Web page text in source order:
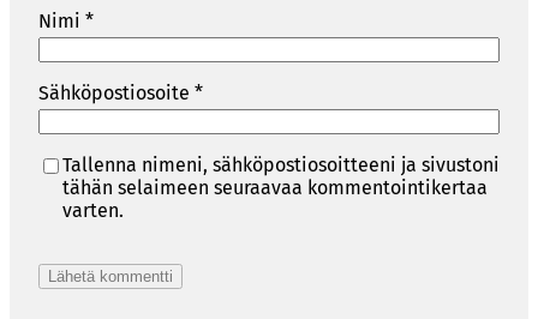
Nimi *
Sähköpostiosoite *
Tallenna nimeni, sähköpostiosoitteeni ja sivustoni
tähän selaimeen seuraavaa kommentointikertaa
varten.